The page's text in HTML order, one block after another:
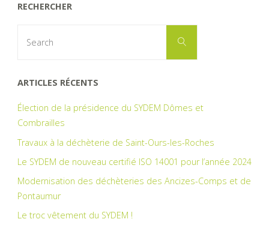
RECHERCHER
Search
ARTICLES RÉCENTS
Élection de la présidence du SYDEM Dômes et
Combrailles
Travaux à la déchèterie de Saint-Ours-les-Roches
Le SYDEM de nouveau certifié ISO 14001 pour l’année 2024
Modernisation des déchèteries des Ancizes-Comps et de
Pontaumur
Le troc vêtement du SYDEM !